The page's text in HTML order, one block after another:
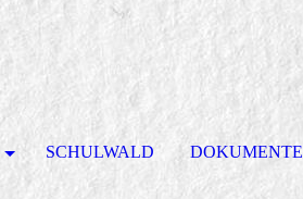
SCHULWALD DOKUMENTE